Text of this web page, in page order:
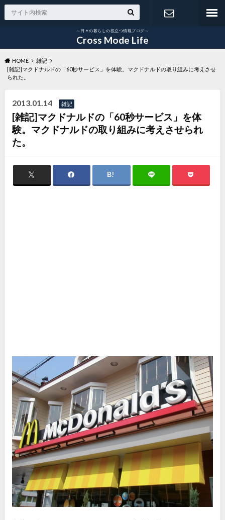
～日々の暮らしの役立つ情報ブログ～
Cross Mode Life
HOME
雑記
[雑記]マクドナルドの「60秒サービス」を体験。マクドナルドの取り組みに考えさせ
られた。
2013.01.14 雑記
[雑記]マクドナルドの「60秒サービス」を体
験。マクドナルドの取り組みに考えさせられ
た。